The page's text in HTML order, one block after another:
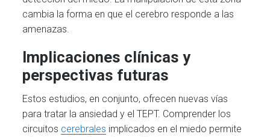
cambia la forma en que el cerebro responde a las
amenazas.
Implicaciones clínicas y
perspectivas futuras
Estos estudios, en conjunto, ofrecen nuevas vías
para tratar la ansiedad y el TEPT. Comprender los
circuitos cerebrales implicados en el miedo permite